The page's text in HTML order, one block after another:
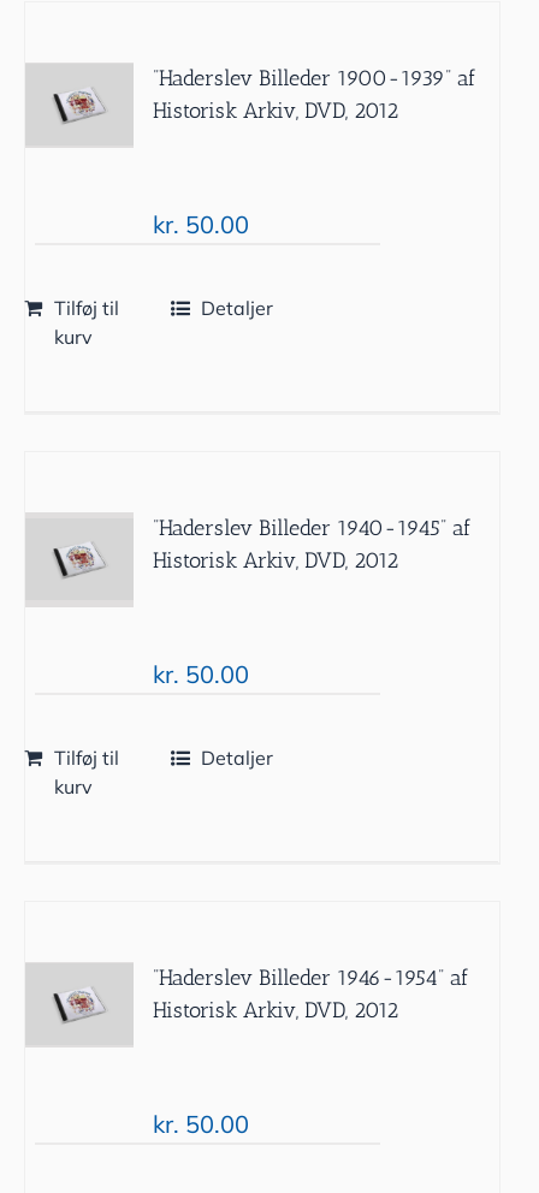
”Haderslev Billeder 1900-1939” af
Historisk Arkiv, DVD, 2012
kr. 50.00
Tilføj til
kurv
Detaljer
”Haderslev Billeder 1940-1945” af
Historisk Arkiv, DVD, 2012
kr. 50.00
Tilføj til
kurv
Detaljer
”Haderslev Billeder 1946-1954” af
Historisk Arkiv, DVD, 2012
kr. 50.00